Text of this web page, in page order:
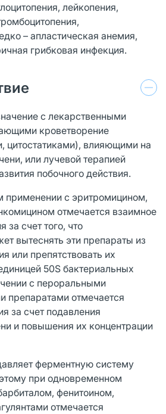
лейкопения,
– апластическая анемия,
грибковая инфекция.
с лекарственными
кроветворение
цитостатиками), влияющими на
или лучевой терапией
побочного действия.
применении с эритромицином,
отмечается взаимное
за счет того, что
вытеснять эти препараты из
или препятствовать их
50S бактериальных
с пероральными
препаратами отмечается
за счет подавления
и повышения их концентрации
ферментную систему
при одновременном
фенитоином,
отмечается